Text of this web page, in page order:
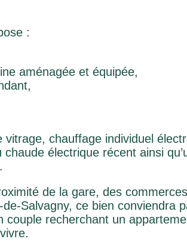
:
aménagée et équipée,
vitrage, chauffage individuel
chaude électrique récent ainsi
de la gare, des
Salvagny, ce bien conviendra
couple recherchant un